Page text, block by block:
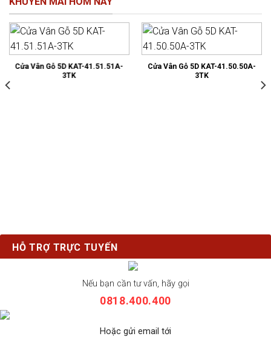
Cửa Vân Gỗ 5D KAT-41.51.51A-
3TK
Cửa Vân Gỗ 5D KAT-41.50.50A-
3TK
HỖ TRỢ TRỰC TUYẾN
Nếu bạn cần tư vấn, hãy gọi
0818.400.400
Hoặc gửi email tới